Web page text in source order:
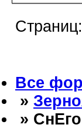
Страниц:
Все
»
»